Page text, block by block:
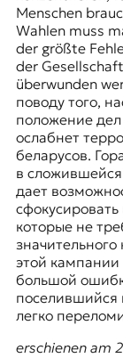
Menschen
Wahlen muss
der größte
der
überwunden
поводу того,
положение
ослабнет
беларусов.
в сложившейся
дает
которые не
этой
большой
поселившийся
легко
erschienen am